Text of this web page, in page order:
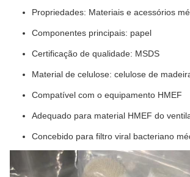
Propriedades: Materiais e acessórios
Componentes principais: papel
Certificação de qualidade: MSDS
Material de celulose: celulose de
Compatível com o equipamento HMEF
Adequado para material HMEF do
Concebido para filtro viral bacteriano